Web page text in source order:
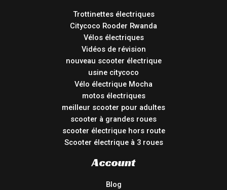
Trottinettes électriques
Citycoco Rooder Rwanda
Vélos électriques
Vidéos de révision
nouveau scooter électrique
usine citycoco
Vélo électrique Mocha
motos électriques
meilleur scooter pour adultes
scooter à grandes roues
scooter électrique hors route
Scooter électrique à 3 roues
Account
Blog